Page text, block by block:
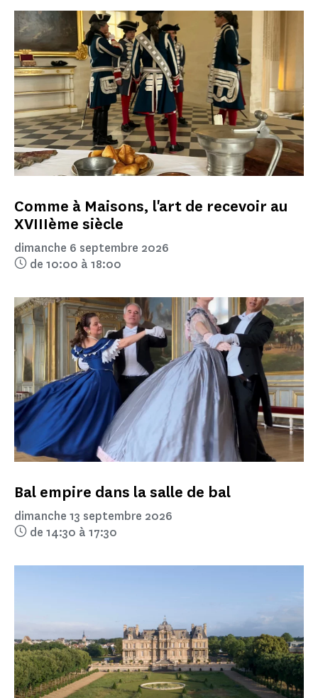
Comme à Maisons, l'art de recevoir au
XVIIIème siècle
dimanche 6 septembre 2026
de 10:00 à 18:00
Bal empire dans la salle de bal
dimanche 13 septembre 2026
de 14:30 à 17:30